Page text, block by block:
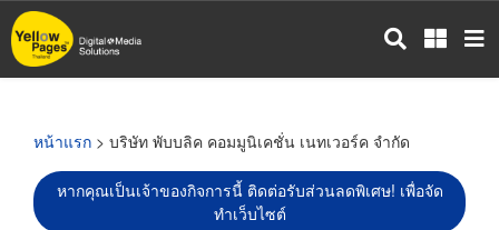
ข้าม
ไป
หน้าแรก > บริษัท พับบลิค คอมมูนิเคชั่น เนทเวอร์ค จำกัด
หากคุณเป็นเจ้าของกิจการนี้ ติดต่อรับส่วนลดพิเศษ! เพื่อจัด
ทำเว็บไซต์